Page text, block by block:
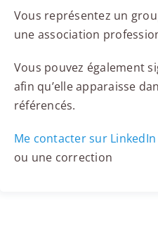
Vous représentez un
une association
Vous pouvez également
afin qu’elle apparaisse
référencés.
Me contacter sur LinkedIn
ou une correction